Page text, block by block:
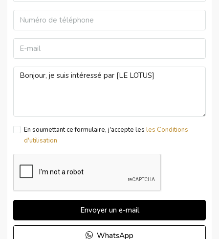
En soumettant ce formulaire, j'accepte les les Conditions
d'utilisation
Envoyer un e-mail
WhatsApp